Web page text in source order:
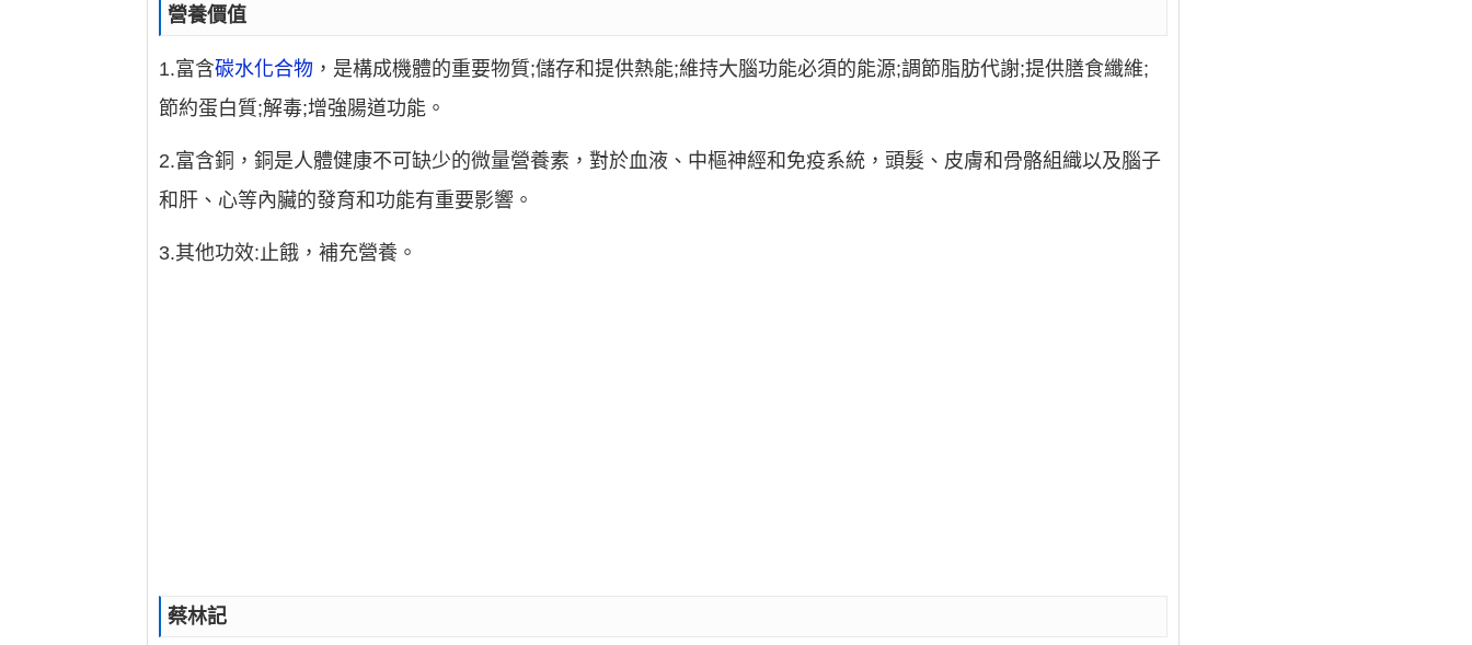
營養價值
1.富含碳水化合物 ，是構成機體的重要物質;儲存和提供熱能;維持大腦功能必須的能源;調節脂肪代謝;提供膳食纖維;
節約蛋白質;解毒;增強腸道功能。
2.富含銅，銅是人體健康不可缺少的微量營養素，對於血液、中樞神經和免疫系統，頭髮、皮膚和骨骼組織以及腦子
和肝、心等內臟的發育和功能有重要影響。
3.其他功效:止餓，補充營養。
蔡林記